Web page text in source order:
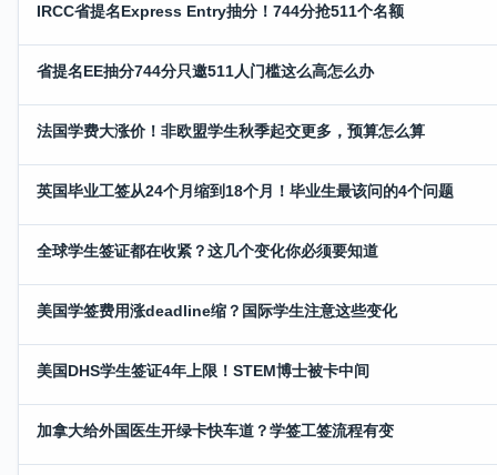
IRCC省提名Express Entry抽分！744分抢511个名额
省提名EE抽分744分只邀511人门槛这么高怎么办
法国学费大涨价！非欧盟学生秋季起交更多，预算怎么算
英国毕业工签从24个月缩到18个月！毕业生最该问的4个问题
全球学生签证都在收紧？这几个变化你必须要知道
美国学签费用涨deadline缩？国际学生注意这些变化
美国DHS学生签证4年上限！STEM博士被卡中间
加拿大给外国医生开绿卡快车道？学签工签流程有变